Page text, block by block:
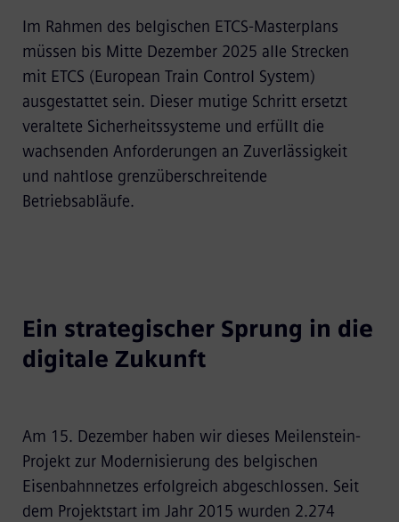
Im Rahmen des belgischen ETCS-Masterplans
müssen bis Mitte Dezember 2025 alle Strecken
mit ETCS (European Train Control System)
ausgestattet sein. Dieser mutige Schritt ersetzt
veraltete Sicherheitssysteme und erfüllt die
wachsenden Anforderungen an Zuverlässigkeit
und nahtlose grenzüberschreitende
Betriebsabläufe.
Ein strategischer Sprung in die
digitale Zukunft
Am 15. Dezember haben wir dieses Meilenstein-
Projekt zur Modernisierung des belgischen
Eisenbahnnetzes erfolgreich abgeschlossen. Seit
dem Projektstart im Jahr 2015 wurden 2.274